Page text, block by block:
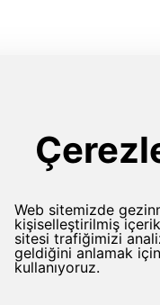
Şalter ve Anahtarlar
Hırdavat